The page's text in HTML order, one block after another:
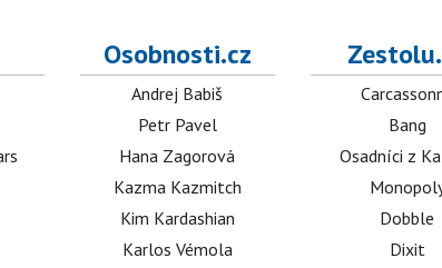
Osobnosti.cz
Andrej Babiš
Petr Pavel
Hana Zagorová
Kazma Kazmitch
Kim Kardashian
Karlos Vémola
Bang
Osadníci z
Dobble
Dixit